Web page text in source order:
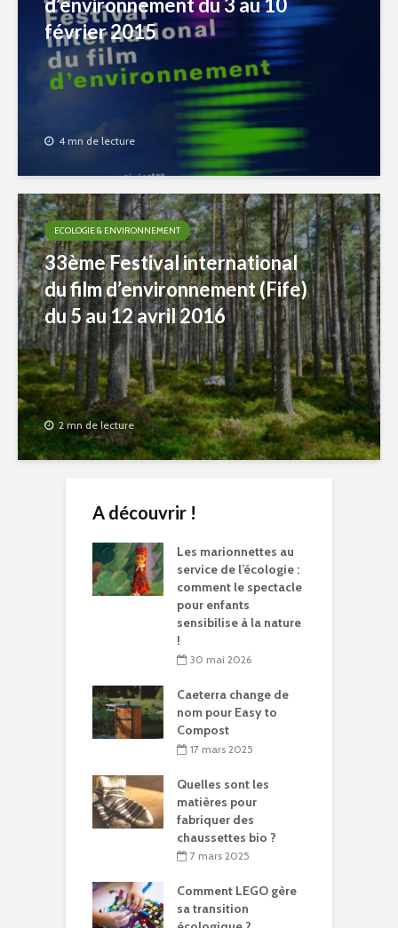
d’environnement du 3 au 10
février 2015
4 mn de lecture
ECOLOGIE & ENVIRONNEMENT
33ème Festival international
du film d’environnement (Fife)
du 5 au 12 avril 2016
2 mn de lecture
A découvrir !
Les marionnettes au
service de l’écologie :
comment le spectacle
pour enfants
sensibilise à la nature
!
30 mai 2026
Caeterra change de
nom pour Easy to
Compost
17 mars 2025
Quelles sont les
matières pour
fabriquer des
chaussettes bio ?
7 mars 2025
Comment LEGO gère
sa transition